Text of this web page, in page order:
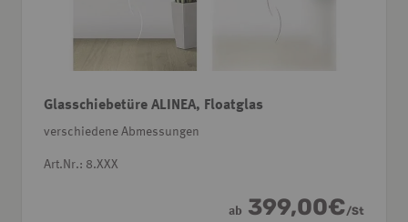
Glasschiebetüre ALINEA, Floatglas
verschiedene Abmessungen
Art.Nr.: 8.XXX
ab 399,00€/St